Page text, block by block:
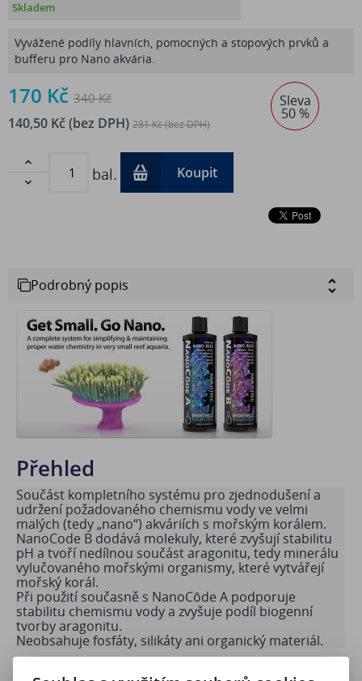
Skladem
Vyvážené podíly hlavních, pomocných a stopových prvků a
bufferu pro Nano akvária.
Sleva
50 %
170 Kč 340 Kč
140,50 Kč (bez DPH) 281 Kč (bez DPH)


bal. Koupit
Podrobný popis
Přehled
Součást kompletního systému pro zjednodušení a
udržení požadovaného chemismu vody ve velmi
malých (tedy „nano“) akváriích s mořským korálem.
NanoCode B dodává molekuly, které zvyšují stabilitu
pH a tvoří nedílnou součást aragonitu, tedy minerálu
vylučovaného mořskými organismy, které vytvářejí
mořský korál.
Při použití současně s NanoCōde A podporuje
stabilitu chemismu vody a zvyšuje podíl biogenní
tvorby aragonitu.
Neobsahuje fosfáty, silikáty ani organický materiál.